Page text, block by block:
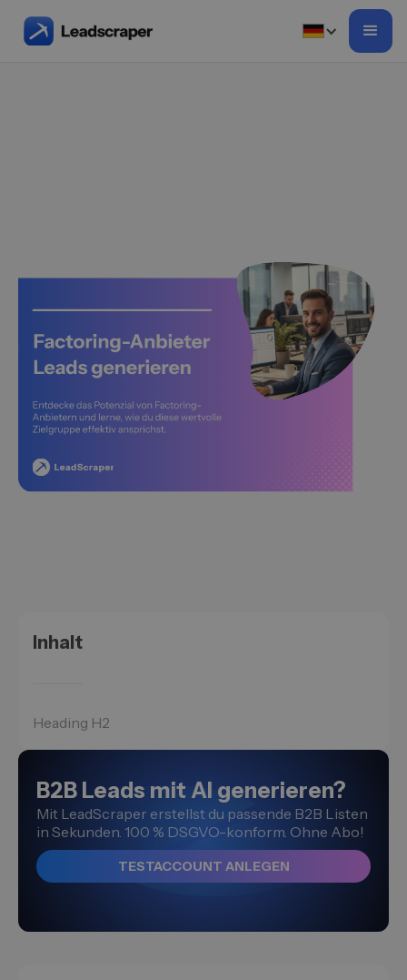
Inhalt
Heading H2
B2B Leads mit AI generieren?
Mit LeadScraper erstellst du passende B2B Listen
in Sekunden. 100 % DSGVO-konform. Ohne Abo!
TESTACCOUNT ANLEGEN